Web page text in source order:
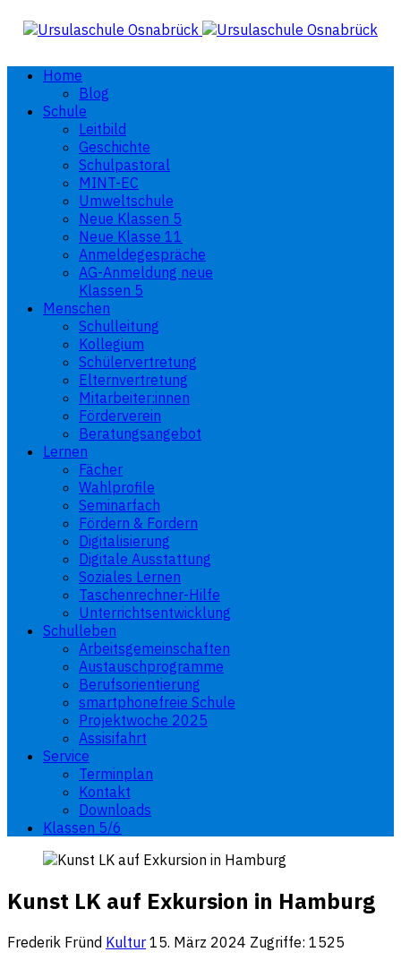
Home
Blog
Schule
Leitbild
Geschichte
Schulpastoral
MINT-EC
Umweltschule
Neue Klassen 5
Neue Klasse 11
Anmeldegespräche
AG-Anmeldung neue
Klassen 5
Menschen
Schulleitung
Kollegium
Schülervertretung
Elternvertretung
Mitarbeiter:innen
Förderverein
Beratungsangebot
Lernen
Fächer
Wahlprofile
Seminarfach
Fördern & Fordern
Digitalisierung
Digitale Ausstattung
Soziales Lernen
Taschenrechner-Hilfe
Unterrichtsentwicklung
Schulleben
Arbeitsgemeinschaften
Austauschprogramme
Berufsorientierung
smartphonefreie Schule
Projektwoche 2025
Assisifahrt
Service
Terminplan
Kontakt
Downloads
Klassen 5/6
Kunst LK auf Exkursion in Hamburg
Frederik Fründ Kultur 15. März 2024 Zugriffe: 1525